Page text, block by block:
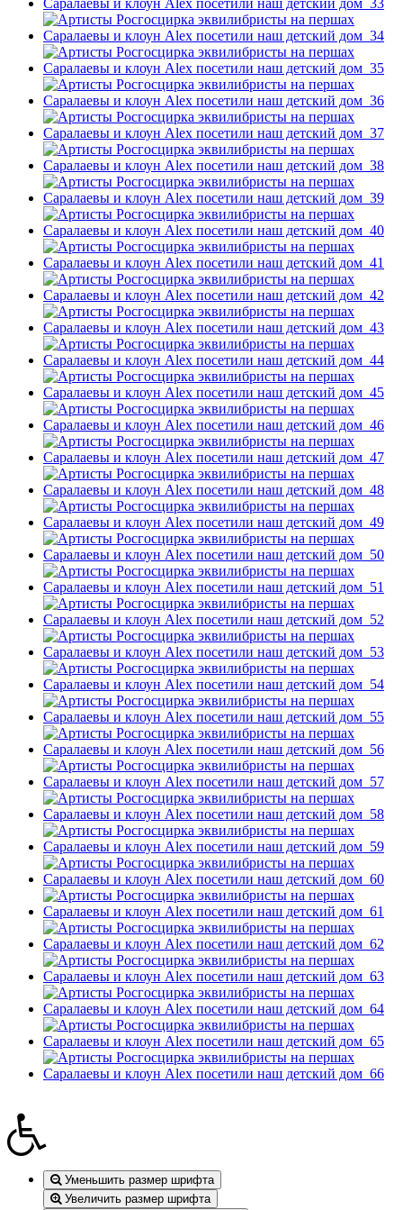
Уменьшить размер шрифта
Увеличить размер шрифта